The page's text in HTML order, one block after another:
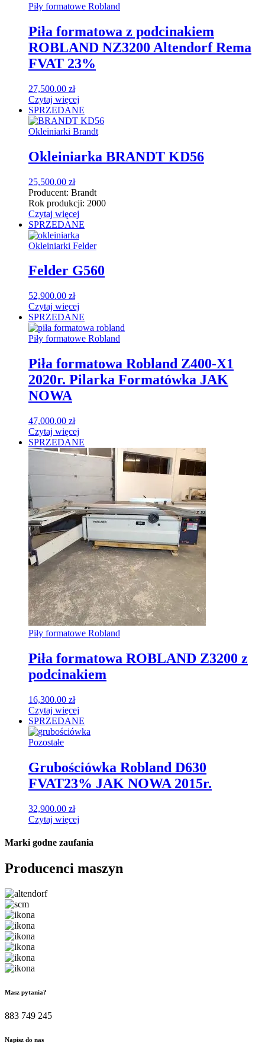
Piły formatowe Robland
Piła formatowa z podcinakiem
ROBLAND NZ3200 Altendorf Rema
FVAT 23%
27,500.00 zł
Czytaj więcej
SPRZEDANE
Okleiniarki Brandt
Okleiniarka BRANDT KD56
25,500.00 zł
Producent: Brandt
Rok produkcji: 2000
Czytaj więcej
SPRZEDANE
Okleiniarki Felder
Felder G560
52,900.00 zł
Czytaj więcej
SPRZEDANE
Piły formatowe Robland
Piła formatowa Robland Z400-X1
2020r. Pilarka Formatówka JAK
NOWA
47,000.00 zł
Czytaj więcej
SPRZEDANE
Piły formatowe Robland
Piła formatowa ROBLAND Z3200 z
podcinakiem
16,300.00 zł
Czytaj więcej
SPRZEDANE
Pozostałe
Grubościówka Robland D630
FVAT23% JAK NOWA 2015r.
32,900.00 zł
Czytaj więcej
Marki godne zaufania
Producenci maszyn
Masz pytania?
883 749 245
Napisz do nas